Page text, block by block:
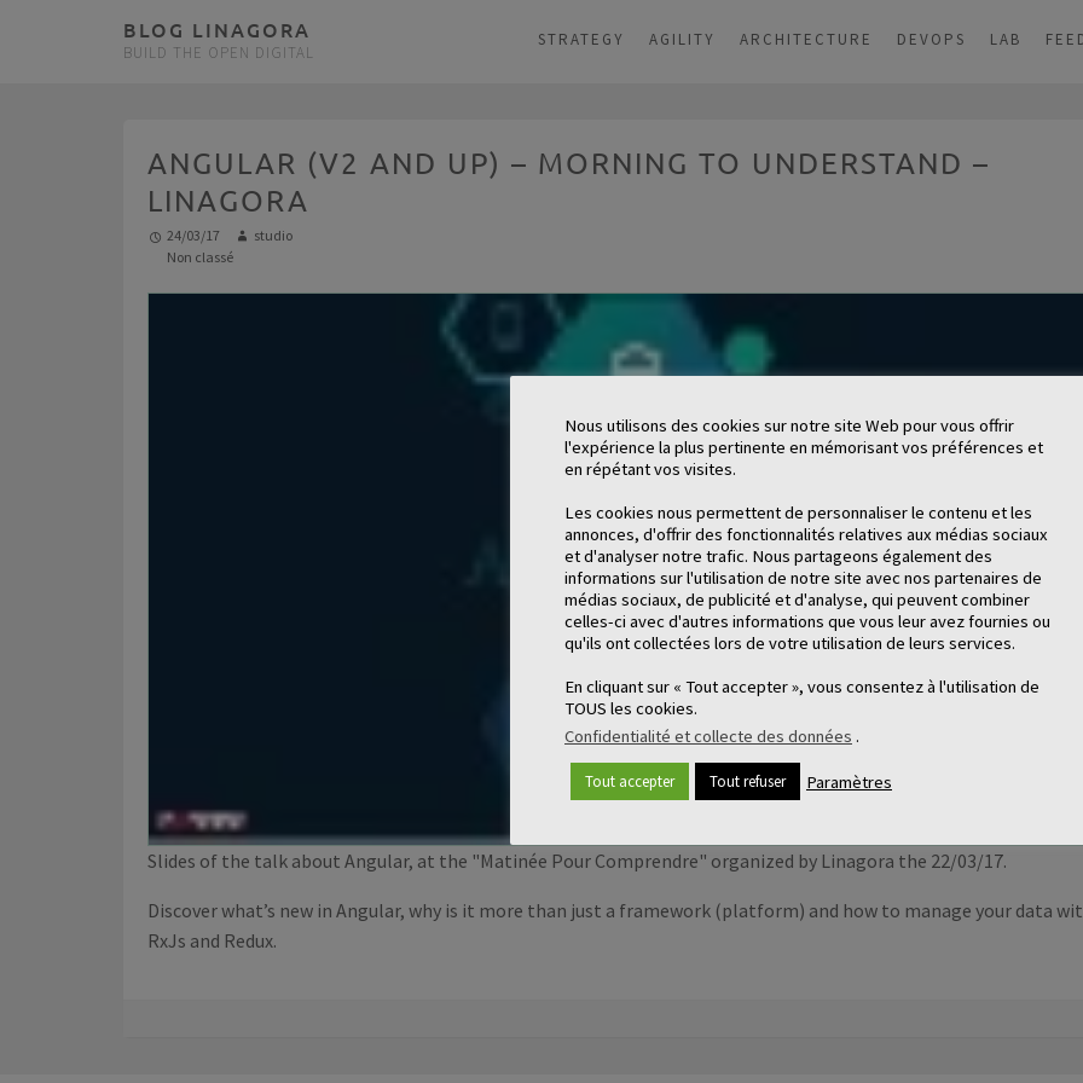
BLOG LINAGORA
BUILD THE OPEN DIGITAL
STRATEGY AGILITY ARCHITECTURE DEVOPS LAB
ANGULAR (V2 AND UP) – MORNING TO UNDERSTAND –
LINAGORA
24/03/17
studio
Non classé
Slides of the talk about Angular, at the "Matinée Pour Comprendre" organized by Linagora the 22/03/17.
Discover what’s new in Angular, why is it more than just a framework (platform) and how to manage your data
RxJs and Redux.
Nous utilisons des cookies sur notre site Web pour vous offrir
l'expérience la plus pertinente en mémorisant vos préférences et
en répétant vos visites.
Les cookies nous permettent de personnaliser le contenu et les
annonces, d'offrir des fonctionnalités relatives aux médias sociaux
et d'analyser notre trafic. Nous partageons également des
informations sur l'utilisation de notre site avec nos partenaires de
médias sociaux, de publicité et d'analyse, qui peuvent combiner
celles-ci avec d'autres informations que vous leur avez fournies ou
qu'ils ont collectées lors de votre utilisation de leurs services.
En cliquant sur « Tout accepter », vous consentez à l'utilisation de
TOUS les cookies.
Confidentialité et collecte des données .
Tout accepter Tout refuser Paramètres